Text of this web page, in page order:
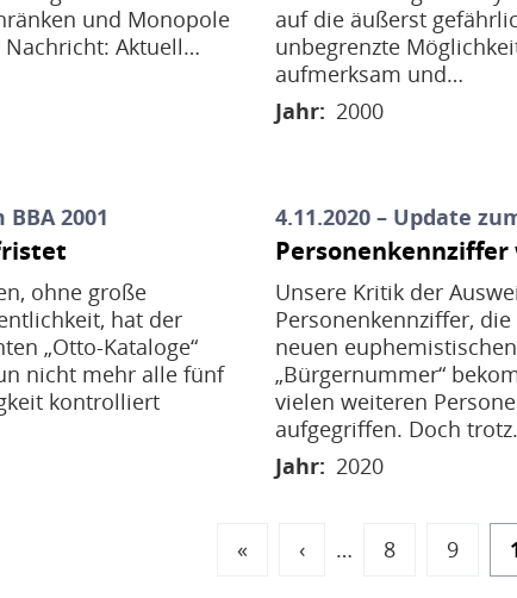
und Monopole
Nachricht: Aktuell…
auf die äußerst
unbegrenzte
aufmerksam und…
Jahr 2000
2001
ohne große
hat der
„Otto-Kataloge“
nicht mehr alle fünf
kontrolliert
4.11.2020 – Update
Unsere Kritik der
Personenkennziffer,
neuen
„Bürgernummer“
vielen weiteren
aufgegriffen. Doch
Jahr 2020
First
«
Previous
‹ … Page
8 Page
9